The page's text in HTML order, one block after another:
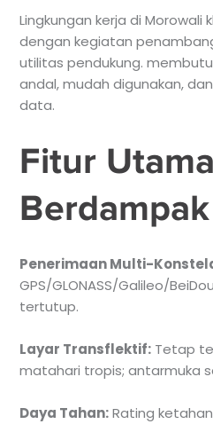
Lingkungan kerja di Morowali
dengan kegiatan
utilitas pendukung.
andal, mudah digunakan,
data.
Fitur
Berdampak
Penerimaan Multi-
GPS/GLONASS/Galileo/
tertutup.
Layar Transflektif: Tetap
matahari tropis; antarmuka
Daya Tahan:Rating